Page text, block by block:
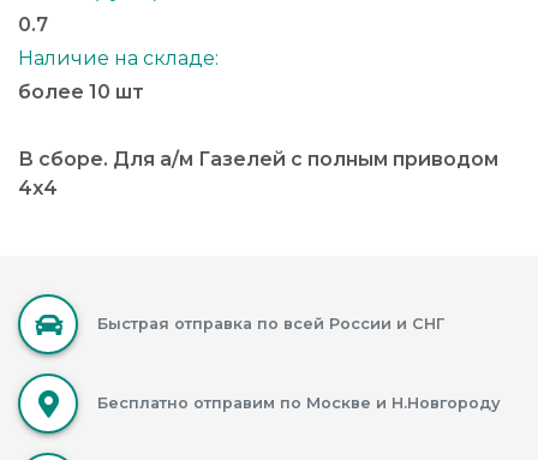
0.7
Наличие на складе:
более 10 шт
В сборе. Для а/м Газелей с полным приводом
4х4
Быстрая отправка по всей России и СНГ
Бесплатно отправим по Москве и Н.Новгороду